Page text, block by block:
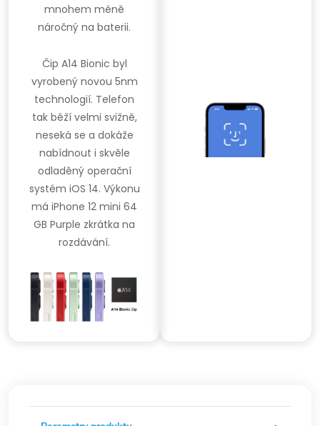
mnohem méně
náročný na baterii.
Čip A14 Bionic byl
vyrobený novou 5nm
technologií. Telefon
tak běží velmi svižně,
neseká se a dokáže
nabídnout i skvěle
odladěný operační
systém iOS 14. Výkonu
má iPhone 12 mini 64
GB Purple zkrátka na
rozdávání.